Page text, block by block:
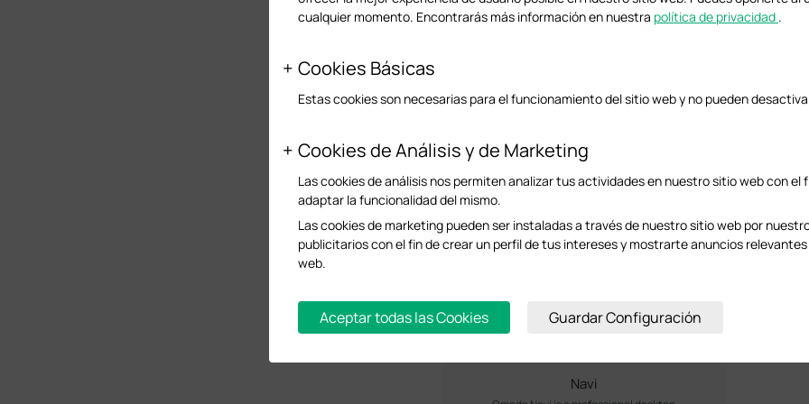
Cliente VPN gratuito para routers Omada.
Driver USB Console
Controlador de consola USB para switches
Navi
cualquier momento. Encontrarás más información en nuestra política de privacidad .
Cookies Básicas
Estas cookies son necesarias para el funcionamiento del sitio web y no pueden
Cookies de Análisis y de Marketing
Las cookies de análisis nos permiten analizar tus actividades en nuestro sitio web con el
adaptar la funcionalidad del mismo.
Las cookies de marketing pueden ser instaladas a través de nuestro sitio web por
publicitarios con el fin de crear un perfil de tus intereses y mostrarte anuncios
web.
Aceptar todas las Cookies Guardar Configuración